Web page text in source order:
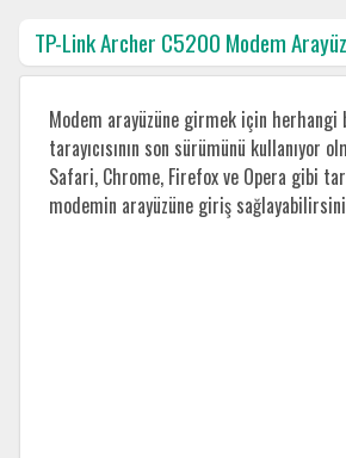
TP-Link Archer C5200 Modem
Modem arayüzüne girmek için
tarayıcısının son sürümünü kullanıyor
Safari, Chrome, Firefox ve Opera gibi
modemin arayüzüne giriş